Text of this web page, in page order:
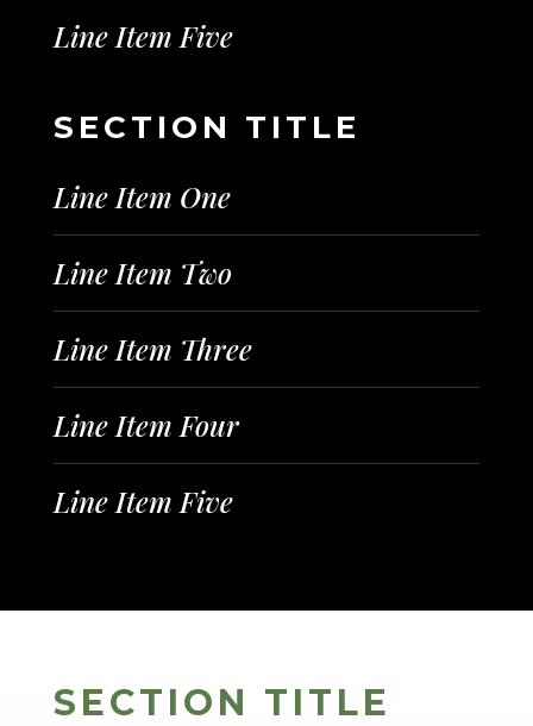
Line Item Five
SECTION TITLE
Line Item One
Line Item Two
Line Item Three
Line Item Four
Line Item Five
SECTION TITLE